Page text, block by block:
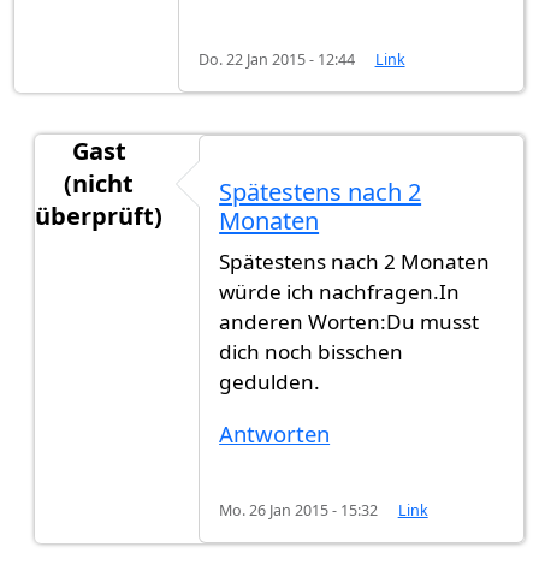
Do. 22 Jan 2015 - 12:44 Link
Gast
(nicht
überprüft)
Spätestens nach 2
Monaten
Spätestens nach 2 Monaten
würde ich nachfragen.In
anderen Worten:Du musst
dich noch bisschen
gedulden.
Antworten
Mo. 26 Jan 2015 - 15:32 Link